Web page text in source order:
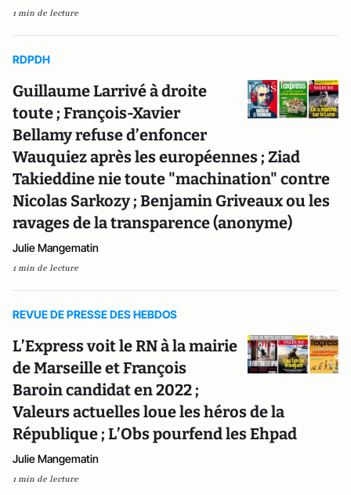
1 min de lecture
RDPDH
Guillaume Larrivé à droite
toute ; François-Xavier
Bellamy refuse d’enfoncer
Wauquiez après les européennes ; Ziad
Takieddine nie toute "machination" contre
Nicolas Sarkozy ; Benjamin Griveaux ou les
ravages de la transparence (anonyme)
Julie Mangematin
1 min de lecture
REVUE DE PRESSE DES HEBDOS
L’Express voit le RN à la mairie
de Marseille et François
Baroin candidat en 2022 ;
Valeurs actuelles loue les héros de la
République ; L’Obs pourfend les Ehpad
Julie Mangematin
1 min de lecture